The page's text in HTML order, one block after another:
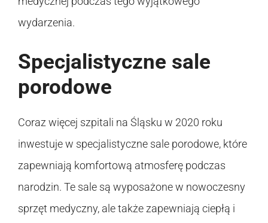
wydarzenia.
Specjalistyczne sale
porodowe
Coraz więcej szpitali na Śląsku w 2020 roku
inwestuje w specjalistyczne sale porodowe, które
zapewniają komfortową atmosferę podczas
narodzin. Te sale są wyposażone w nowoczesny
sprzęt medyczny, ale także zapewniają ciepłą i